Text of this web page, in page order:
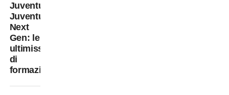
Juventus-
Juventus
Next
Gen: le
ultimissime
di
formazione